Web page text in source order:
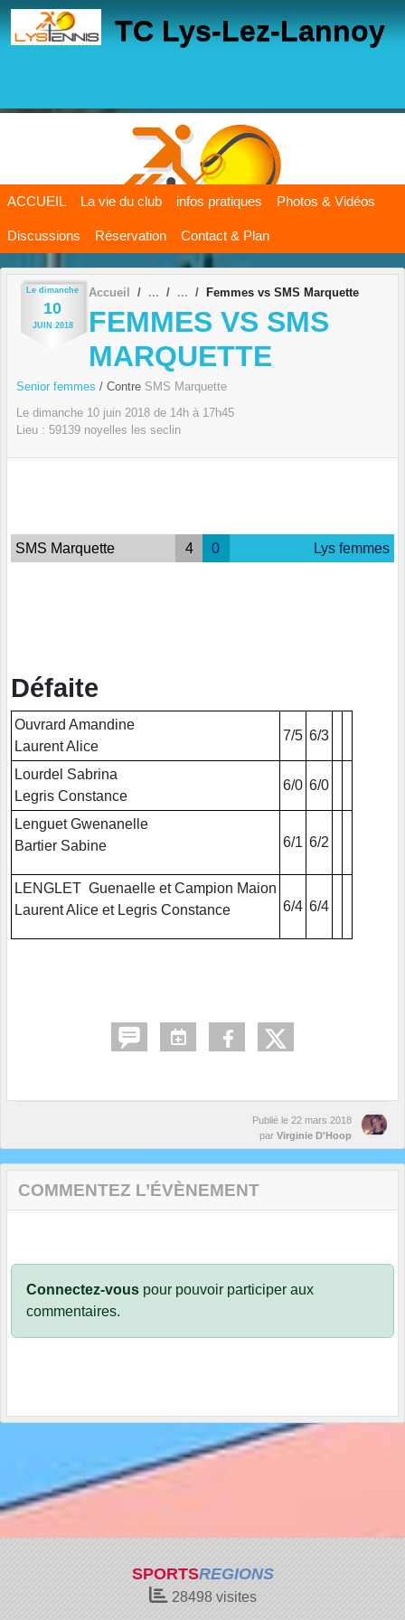
TC Lys-Lez-Lannoy
ACCUEIL La vie du club infos pratiques Photos & Vidéos
Discussions Réservation Contact & Plan
Le dimanche
10
JUIN 2018
Accueil Femmes vs SMS Marquette
FEMMES VS SMS
MARQUETTE
Senior femmes / Contre SMS Marquette
Le dimanche 10 juin 2018 de 14h à 17h45
Lieu : 59139 noyelles les seclin
SMS Marquette 4 0 Lys femmes
Défaite
Ouvrard Amandine
Laurent Alice
7/5 6/3
Lourdel Sabrina
Legris Constance
6/0 6/0
Lenguet Gwenanelle
Bartier Sabine
6/1 6/2
LENGLET Guenaelle et Campion Maion
Laurent Alice et Legris Constance
6/4 6/4
Publié le 22 mars 2018
par Virginie D'Hoop
COMMENTEZ L’ÉVÈNEMENT
Connectez-vous pour pouvoir participer aux
commentaires.
SPORTSREGIONS
28498visites
Panneau de gestion des cookies